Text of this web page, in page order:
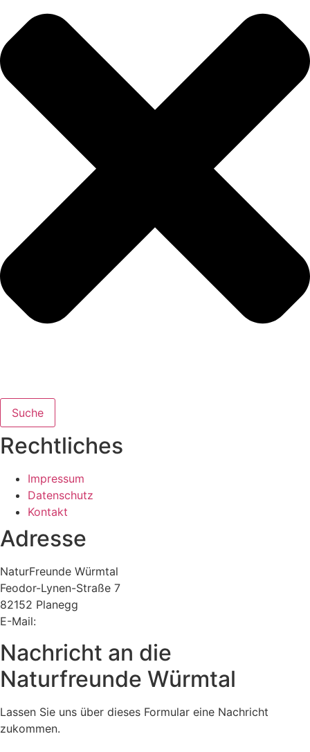
Suche
Rechtliches
Impressum
Datenschutz
Kontakt
Adresse
NaturFreunde Würmtal
Feodor-Lynen-Straße 7
82152 Planegg
E-Mail:
Nachricht an die
Naturfreunde Würmtal
Lassen Sie uns über dieses Formular eine Nachricht
zukommen.